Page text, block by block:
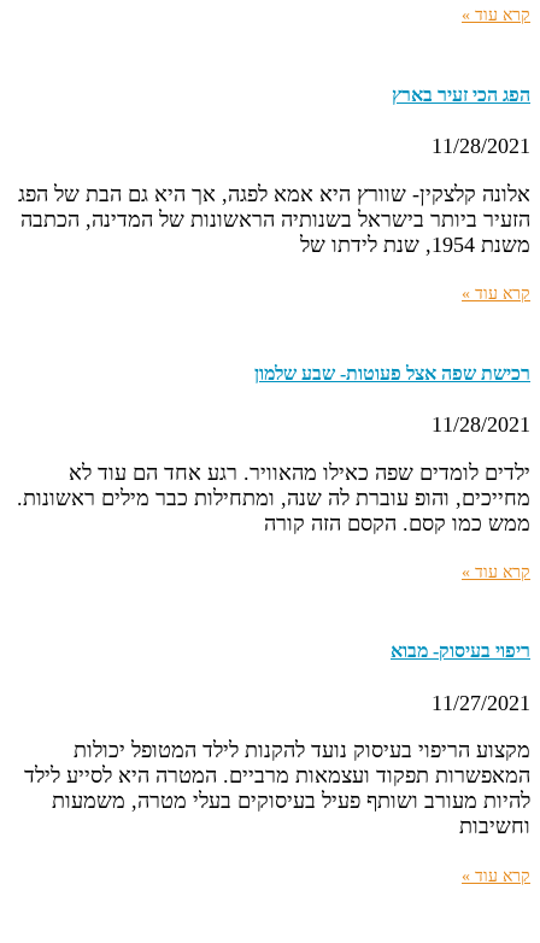
קרא עוד »
הפג הכי זעיר בארץ
11/28/2021
אלונה קלצקין- שוורץ היא אמא לפגה, אך היא גם הבת של הפג
הזעיר ביותר בישראל בשנותיה הראשונות של המדינה, הכתבה
משנת 1954, שנת לידתו של
קרא עוד »
רכישת שפה אצל פעוטות- שבע שלמון
11/28/2021
ילדים לומדים שפה כאילו מהאוויר. רגע אחד הם עוד לא
מחייכים, והופ עוברת לה שנה, ומתחילות כבר מילים ראשונות.
ממש כמו קסם. הקסם הזה קורה
קרא עוד »
ריפוי בעיסוק- מבוא
11/27/2021
מקצוע הריפוי בעיסוק נועד להקנות לילד המטופל יכולות
המאפשרות תפקוד ועצמאות מרביים. המטרה היא לסייע לילד
להיות מעורב ושותף פעיל בעיסוקים בעלי מטרה, משמעות
וחשיבות
קרא עוד »